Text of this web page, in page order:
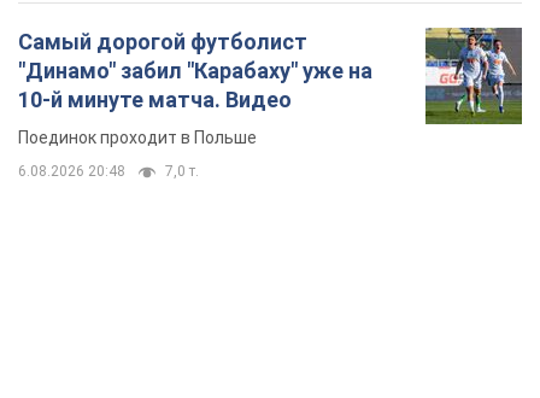
Самый дорогой футболист
"Динамо" забил "Карабаху" уже на
10-й минуте матча. Видео
Поединок проходит в Польше
6.08.2026 20:48 7,0 т.